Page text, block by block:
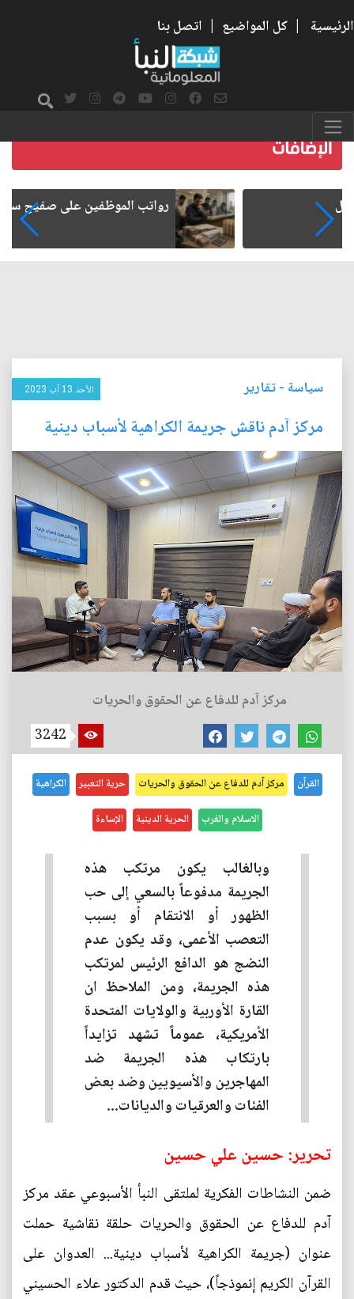
الرئيسية | كل المواضيع | اتصل بنا
رواتب الموظفين على صفيح ساخن
سياسة-تقارير الأحد 13 آب 2023
مركز آدم ناقش جريمة الكراهية لأسباب دينية
مركز آدم للدفاع عن الحقوق والحريات
3242
القرآن مركز آدم للدفاع عن الحقوق والحريات حرية التعبير الكراهية
الاسلام والغرب الحرية الدينية الإساءة
وبالغالب يكون مرتكب هذه
الجريمة مدفوعاً بالسعي إلى حب
الظهور أو الانتقام أو بسبب
التعصب الأعمى، وقد يكون عدم
النضج هو الدافع الرئيس لمرتكب
هذه الجريمة، ومن الملاحظ ان
القارة الأوربية والولايات المتحدة
الأمريكية، عموماً تشهد تزايداً
بارتكاب هذه الجريمة ضد
المهاجرين والأسيويين وضد بعض
الفئات والعرقيات والديانات...
تحرير: حسين علي حسين
ضمن النشاطات الفكرية لملتقى النبأ الأسبوعي عقد مركز
آدم للدفاع عن الحقوق والحريات حلقة نقاشية حملت
عنوان (جريمة الكراهية لأسباب دينية... العدوان على
القرآن الكريم إنموذجاً)، حيث قدم الدكتور علاء الحسيني